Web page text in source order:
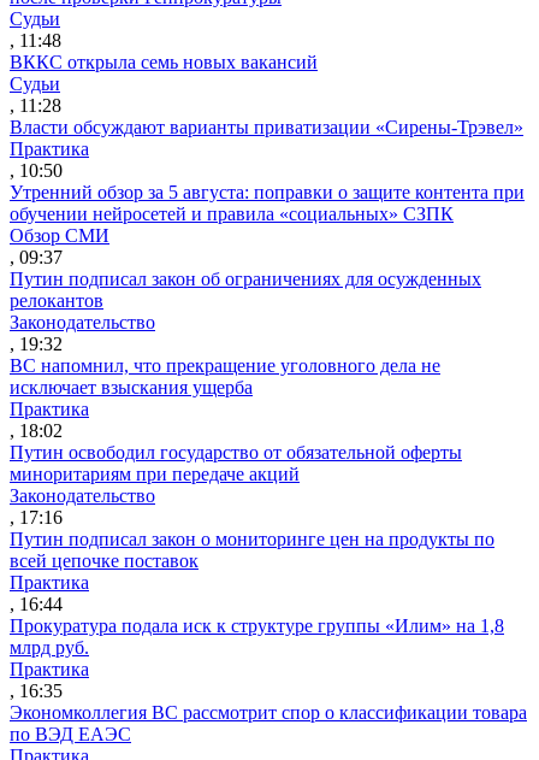
Судьи
, 11:48
ВККС открыла семь новых вакансий
Судьи
, 11:28
Власти обсуждают варианты приватизации «Сирены-Трэвел»
Практика
, 10:50
Утренний обзор за 5 августа: поправки о защите контента при
обучении нейросетей и правила «социальных» СЗПК
Обзор СМИ
, 09:37
Путин подписал закон об ограничениях для осужденных
релокантов
Законодательство
, 19:32
ВС напомнил, что прекращение уголовного дела не
исключает взыскания ущерба
Практика
, 18:02
Путин освободил государство от обязательной оферты
миноритариям при передаче акций
Законодательство
, 17:16
Путин подписал закон о мониторинге цен на продукты по
всей цепочке поставок
Практика
, 16:44
Прокуратура подала иск к структуре группы «Илим» на 1,8
млрд руб.
Практика
, 16:35
Экономколлегия ВС рассмотрит спор о классификации товара
по ВЭД ЕАЭС
Практика